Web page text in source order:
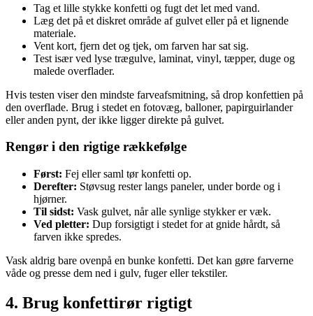
Tag et lille stykke konfetti og fugt det let med vand.
Læg det på et diskret område af gulvet eller på et lignende
materiale.
Vent kort, fjern det og tjek, om farven har sat sig.
Test især ved lyse trægulve, laminat, vinyl, tæpper, duge og
malede overflader.
Hvis testen viser den mindste farveafsmitning, så drop konfettien på
den overflade. Brug i stedet en fotovæg, balloner, papirguirlander
eller anden pynt, der ikke ligger direkte på gulvet.
Rengør i den rigtige rækkefølge
Først: Fej eller saml tør konfetti op.
Derefter: Støvsug rester langs paneler, under borde og i
hjørner.
Til sidst: Vask gulvet, når alle synlige stykker er væk.
Ved pletter: Dup forsigtigt i stedet for at gnide hårdt, så
farven ikke spredes.
Vask aldrig bare ovenpå en bunke konfetti. Det kan gøre farverne
våde og presse dem ned i gulv, fuger eller tekstiler.
4. Brug konfettirør rigtigt